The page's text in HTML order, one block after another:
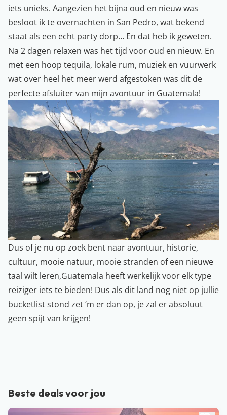
iets unieks. Aangezien het bijna oud en nieuw was
besloot ik te overnachten in San Pedro, wat bekend
staat als een echt party dorp… En dat heb ik geweten.
Na 2 dagen relaxen was het tijd voor oud en nieuw. En
met een hoop tequila, lokale rum, muziek en vuurwerk
wat over heel het meer werd afgestoken was dit de
perfecte afsluiter van mijn avontuur in Guatemala!
Dus of je nu op zoek bent naar avontuur, historie,
cultuur, mooie natuur, mooie stranden of een nieuwe
taal wilt leren,Guatemala heeft werkelijk voor elk type
reiziger iets te bieden! Dus als dit land nog niet op jullie
bucketlist stond zet ‘m er dan op, je zal er absoluut
geen spijt van krijgen!
Beste deals voor jou